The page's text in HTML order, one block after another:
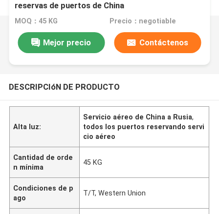
reservas de puertos de China
MOQ：45 KG Precio：negotiable
Mejor precio Contáctenos
DESCRIPCIóN DE PRODUCTO
Alta luz:
Servicio aéreo de China a Rusia,
todos los puertos reservando servi
cio aéreo
Cantidad de orde
n mínima
45 KG
Condiciones de p
ago
T/T, Western Union